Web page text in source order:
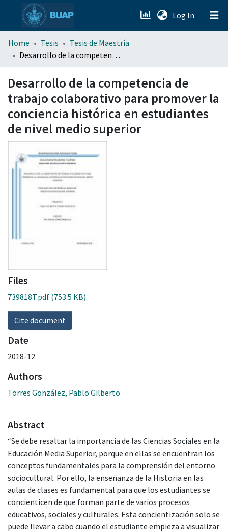
Log In (current)
menu.section.about_menu
Home Tesis
Tesis de Maestría
Desarrollo de la competencia de trabajo colaborativo para promover la conciencia histórica en estudiantes de nivel medio superior
Desarrollo de la competencia de
trabajo colaborativo para promover la
conciencia histórica en estudiantes
de nivel medio superior
Files
739818T.pdf (753.5 KB)
Cite document
Date
2018-12
Authors
Torres González, Pablo Gilberto
Abstract
“Se debe resaltar la importancia de las Ciencias Sociales en la
Educación Media Superior, porque en ellas se encuentran los
conceptos fundamentales para la comprensión del entorno
sociocultural. Por ello, la enseñanza de la Historia en las
aulas de clases es fundamental para que los estudiantes se
concienticen de que forman parte de varios procesos
educativos, sociales y culturales. Esta concientización solo se
puede llevar a cabo cuando el estudiante empieza a visualizar